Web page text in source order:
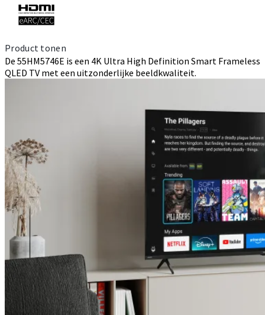
Product tonen
De 55HM5746E is een 4K Ultra High Definition Smart Frameless
QLED TV met een uitzonderlijke beeldkwaliteit.